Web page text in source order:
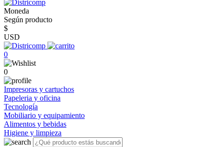
Moneda
Según producto
$
USD
0
0
Impresoras y cartuchos
Papeleria y oficina
Tecnología
Mobiliario y equipamiento
Alimentos y bebidas
Higiene y limpieza